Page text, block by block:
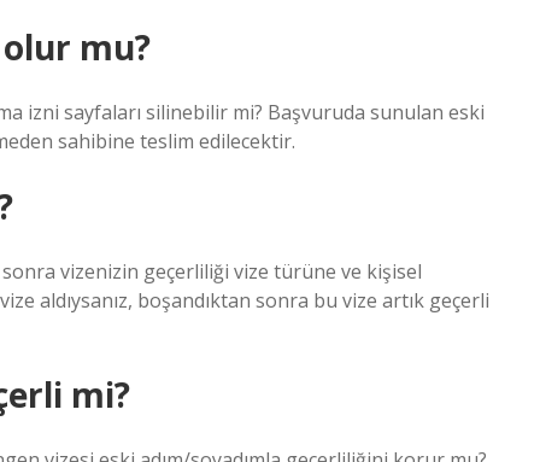
mu?
izni sayfaları silinebilir mi? Başvuruda sunulan eski
sahibine teslim edilecektir.
vizenizin geçerliliği vize türüne ve kişisel
aldıysanız, boşandıktan sonra bu vize artık geçerli
mi?